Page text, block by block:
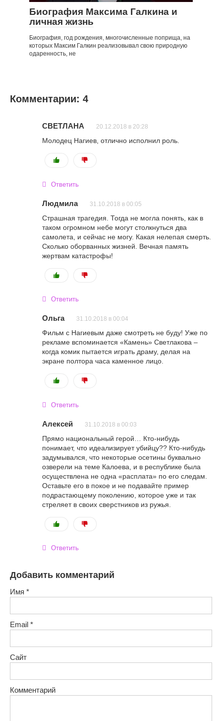
Биография Максима Галкина и
личная жизнь
Биография, год рождения, многочисленные поприща, на
которых Максим Галкин реализовывал свою природную
одаренность, не
Комментарии: 4
СВЕТЛАНА 20.12.2018 в 20:28
Молодец Нагиев, отлично исполнил роль.
Ответить
Людмила 31.10.2018 в 00:05
Страшная трагедия. Тогда не могла понять, как в
таком огромном небе могут столкнуться два
самолета, и сейчас не могу. Какая нелепая смерть.
Сколько оборванных жизней. Вечная память
жертвам катастрофы!
Ответить
Ольга 31.10.2018 в 00:04
Фильм с Нагиевым даже смотреть не буду! Уже по
рекламе вспоминается «Камень» Светлакова –
когда комик пытается играть драму, делая на
экране полтора часа каменное лицо.
Ответить
Алексей 31.10.2018 в 00:03
Прямо национальный герой… Кто-нибудь
понимает, что идеализирует убийцу?? Кто-нибудь
задумывался, что некоторые осетины буквально
озверели на теме Калоева, и в республике была
осуществлена не одна «расплата» по его следам.
Оставьте его в покое и не подавайте пример
подрастающему поколению, которое уже и так
стреляет в своих сверстников из ружья.
Ответить
Добавить комментарий
Имя *
Email *
Сайт
Комментарий